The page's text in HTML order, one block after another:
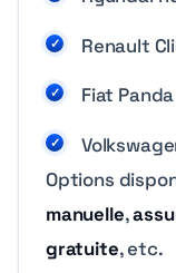
Renault
Fiat Panda
Options
manuelle,
gratuite, etc.